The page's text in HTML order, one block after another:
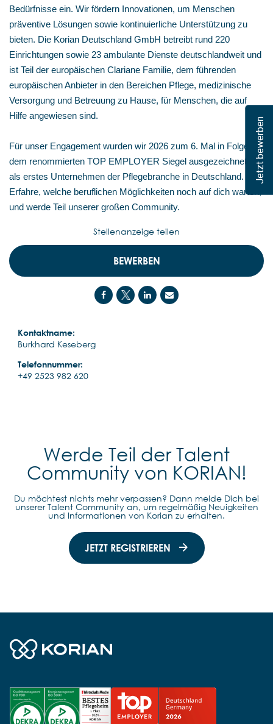
Jetzt bewerben
Bedürfnisse ein. Wir fördern Innovationen, um Menschen
präventive Lösungen sowie kontinuierliche Unterstützung zu
bieten. Die Korian Deutschland GmbH betreibt rund 220
Einrichtungen sowie 23 ambulante Dienste deutschlandweit und
ist Teil der europäischen Clariane Familie, dem führenden
europäischen Anbieter in den Bereichen Pflege, medizinische
Versorgung und Betreuung zu Hause, für Menschen, die auf
Hilfe angewiesen sind.
Für unser Engagement wurden wir 2026 zum 6. Mal in Folge mit
dem renommierten TOP EMPLOYER Siegel ausgezeichnet –
als erstes Unternehmen der Pflegebranche in Deutschland.
Erfahre, welche beruflichen Möglichkeiten noch auf dich warten,
und werde Teil unserer großen Community.
BEWERBEN
Kontaktname:
Burkhard Keseberg
Telefonnummer:
+49 2523 982 620
Stellenanzeige teilen
Werde Teil der Talent
Community von KORIAN!
Du möchtest nichts mehr verpassen? Dann melde Dich bei
unserer Talent Community an, um regelmäßig Neuigkeiten
und Informationen von Korian zu erhalten.
JETZT REGISTRIEREN